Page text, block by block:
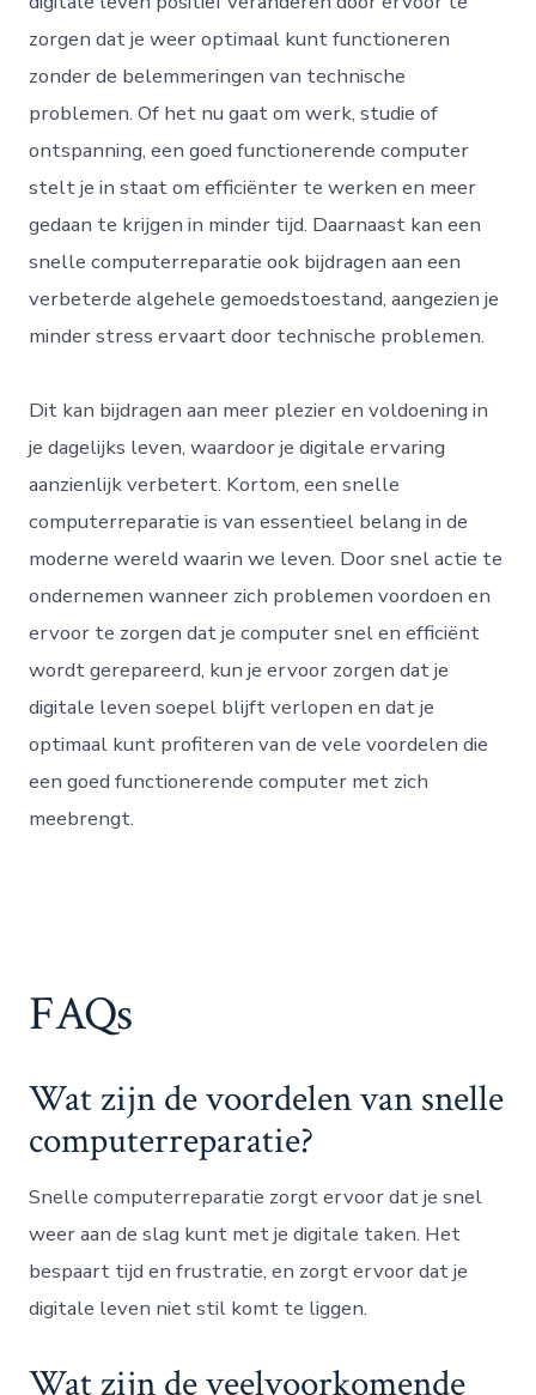
zorgen dat je weer optimaal kunt functioneren
zonder de belemmeringen van technische
problemen. Of het nu gaat om werk, studie of
ontspanning, een goed functionerende computer
stelt je in staat om efficiënter te werken en meer
gedaan te krijgen in minder tijd. Daarnaast kan een
snelle computerreparatie ook bijdragen aan een
verbeterde algehele gemoedstoestand, aangezien je
minder stress ervaart door technische problemen.
Dit kan bijdragen aan meer plezier en voldoening in
je dagelijks leven, waardoor je digitale ervaring
aanzienlijk verbetert. Kortom, een snelle
computerreparatie is van essentieel belang in de
moderne wereld waarin we leven. Door snel actie te
ondernemen wanneer zich problemen voordoen en
ervoor te zorgen dat je computer snel en efficiënt
wordt gerepareerd, kun je ervoor zorgen dat je
digitale leven soepel blijft verlopen en dat je
optimaal kunt profiteren van de vele voordelen die
een goed functionerende computer met zich
meebrengt.
FAQs
Wat zijn de voordelen van snelle
computerreparatie?
Snelle computerreparatie zorgt ervoor dat je snel
weer aan de slag kunt met je digitale taken. Het
bespaart tijd en frustratie, en zorgt ervoor dat je
digitale leven niet stil komt te liggen.
Wat zijn de veelvoorkomende